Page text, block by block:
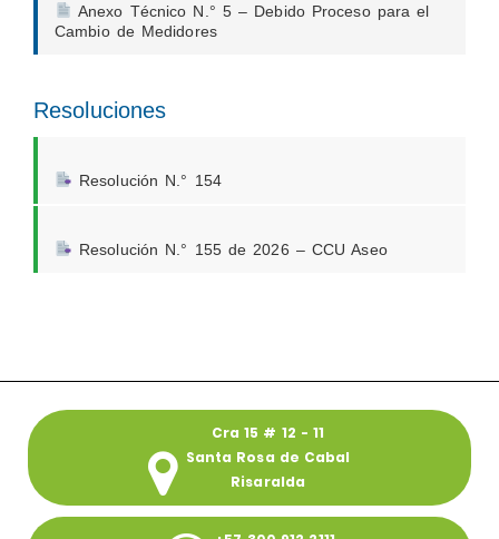
Anexo Técnico N.° 5 – Debido Proceso para el
Cambio de Medidores
Resoluciones
Resolución N.° 154
Resolución N.° 155 de 2026 – CCU Aseo
Cra 15 # 12 - 11
Santa Rosa de Cabal
Risaralda